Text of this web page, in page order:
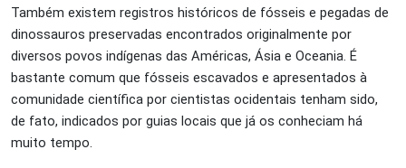
Também existem registros históricos de fósseis e pegadas de
dinossauros preservadas encontrados originalmente por
diversos povos indígenas das Américas, Ásia e Oceania. É
bastante comum que fósseis escavados e apresentados à
comunidade científica por cientistas ocidentais tenham sido,
de fato, indicados por guias locais que já os conheciam há
muito tempo.